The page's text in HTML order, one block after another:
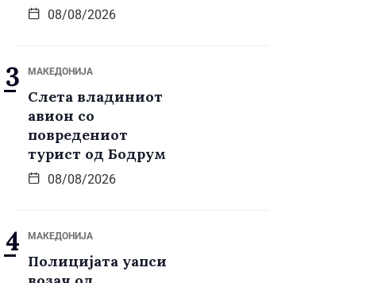
08/08/2026
МАКЕДОНИЈА
Слета владиниот
авион со
повредениот
турист од Бодрум
08/08/2026
МАКЕДОНИЈА
Полицијата уапси